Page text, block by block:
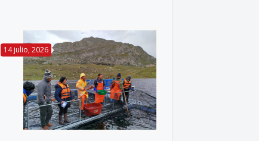
14 julio, 2026